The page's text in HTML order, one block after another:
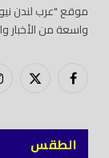
موقع "عرب لندن
واسعة من الأخبار
فيسبوكX
الطقس